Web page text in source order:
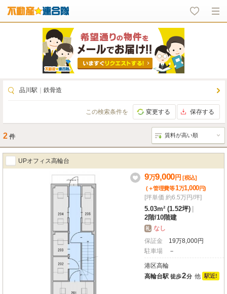
品川駅 鉄骨造
この検索条件を 変更する 保存する
2 件
UPオフィス高輪台
9万9,000円 [税込]
(＋管理費等1万1,000円)
[坪単価 約6.5万円/坪]
5.03m² (1.52坪)
2階/10階建
礼 なし
保証金
19万8,000円
駐車場
－
港区高輪
高輪台駅 徒歩2分 他 駅近!